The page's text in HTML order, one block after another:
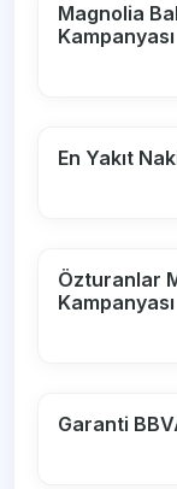
Magnolia
Kampanyası
En Yakıt
Özturanlar
Kampanyası
Garanti